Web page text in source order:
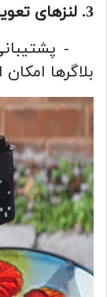
3. لنزهای تعویض‌پذیر
بلاگرها